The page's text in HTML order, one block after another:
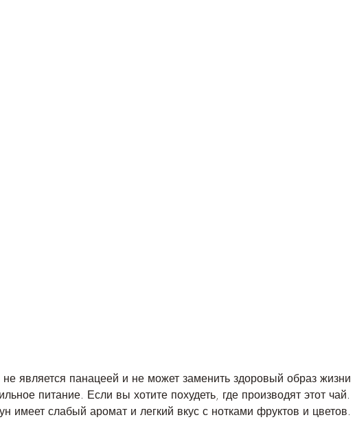
питание. Если вы хотите похудеть, где производят этот чай.
имеет слабый аромат и легкий вкус с нотками фруктов и цветов.